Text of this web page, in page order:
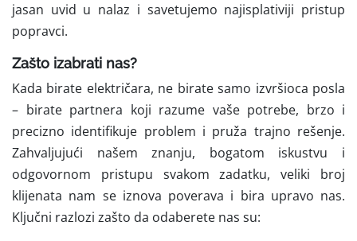
jasan uvid u nalaz i savetujemo najisplativiji pristup
popravci.
Zašto izabrati nas?
Kada birate električara, ne birate samo izvršioca posla
– birate partnera koji razume vaše potrebe, brzo i
precizno identifikuje problem i pruža trajno rešenje.
Zahvaljujući našem znanju, bogatom iskustvu i
odgovornom pristupu svakom zadatku, veliki broj
klijenata nam se iznova poverava i bira upravo nas.
Ključni razlozi zašto da odaberete nas su: